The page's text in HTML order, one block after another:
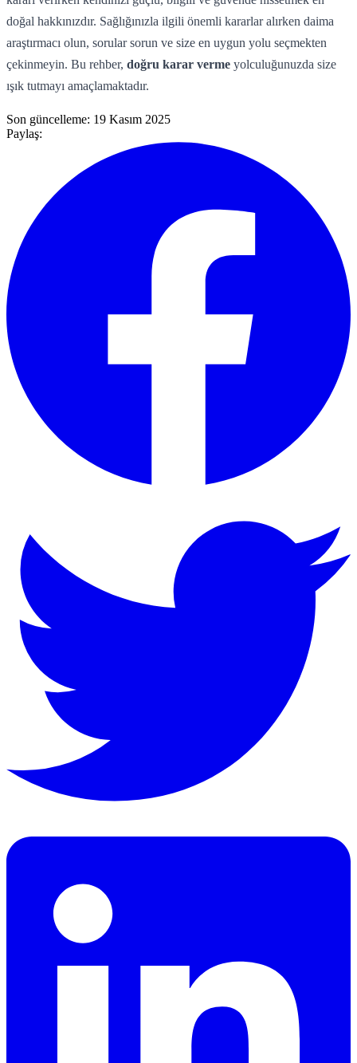
doğal hakkınızdır. Sağlığınızla ilgili önemli kararlar alırken daima
araştırmacı olun, sorular sorun ve size en uygun yolu seçmekten
çekinmeyin. Bu rehber, doğru karar verme yolculuğunuzda size
ışık tutmayı amaçlamaktadır.
Son güncelleme: 19 Kasım 2025
Paylaş: